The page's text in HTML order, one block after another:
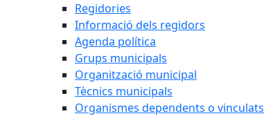
Regidories
Informació dels regidors
Agenda política
Grups municipals
Organització municipal
Tècnics municipals
Organismes dependents o vinculats